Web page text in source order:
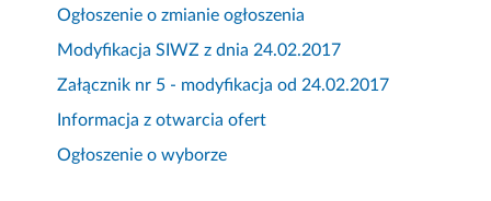
Ogłoszenie o zmianie ogłoszenia
Modyfikacja SIWZ z dnia 24.02.2017
Załącznik nr 5 - modyfikacja od 24.02.2017
Informacja z otwarcia ofert
Ogłoszenie o wyborze